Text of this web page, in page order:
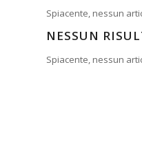
Spiacente, nessun
NESSUN
Spiacente, nessun